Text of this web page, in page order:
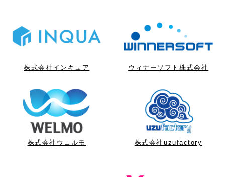
株式会社インキュア ウィナーソフト株式会社
株式会社ウェルモ 株式会社uzufactory